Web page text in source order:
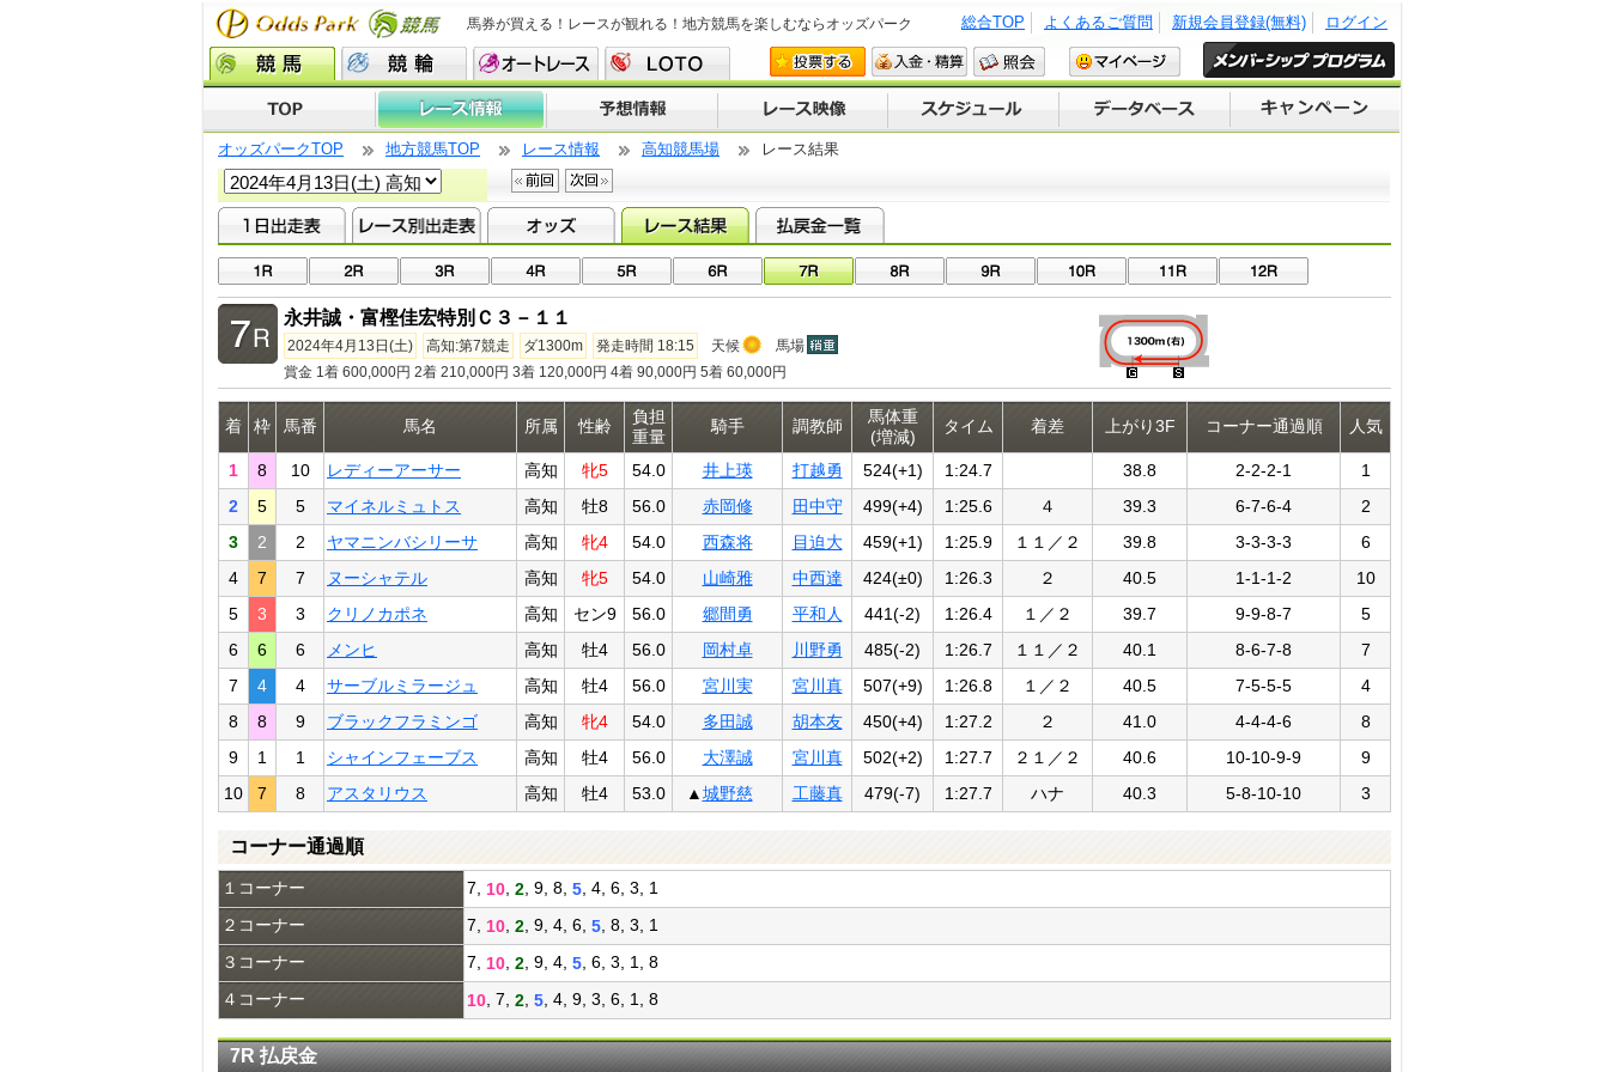
馬券が買える！レースが観れる！地方競馬を楽しむならオッズパーク ログイン
新規会員登録(無料)
よくあるご質問
総合TOP
オッズパークTOP 地方競馬TOP レース情報 高知競馬場 レース結果
永井誠・富樫佳宏特別Ｃ３－１１
2024年4月13日(土) 高知:第7競走 ダ1300m 発走時間 18:15 天候
馬場
賞金 1着 600,000円 2着 210,000円 3着 120,000円 4着 90,000円 5着 60,000円
着 枠 馬番 馬名 所属 性齢
負担
重量
騎手 調教師
馬体重
(増減)
タイム 着差 上がり3F コーナー通過順 人気
1 8 10 レディーアーサー 高知 牝5 54.0 井上瑛 打越勇 524(+1) 1:24.7 38.8 2-2-2-1
1
2
5 5 マイネルミュトス 高知 牡8 56.0 赤岡修 田中守 499(+4) 1:25.6 ４ 39.3 6-7-6-4
2
3
2 2 ヤマニンバシリーサ 高知 牝4 54.0 西森将 目迫大 459(+1) 1:25.9 １１／２ 39.8 3-3-3-3
6
4
7 7 ヌーシャテル 高知 牝5 54.0 山崎雅 中西達 424(±0) 1:26.3 ２ 40.5 1-1-1-2
10
5
3 3 クリノカポネ 高知 セン9 56.0 郷間勇 平和人 441(-2) 1:26.4 １／２ 39.7 9-9-8-7
5
6
6 6 メンヒ 高知 牡4 56.0 岡村卓 川野勇 485(-2) 1:26.7 １１／２ 40.1 8-6-7-8
7
7
4 4 サーブルミラージュ 高知 牡4 56.0 宮川実 宮川真 507(+9) 1:26.8 １／２ 40.5 7-5-5-5
4
8
8 9 ブラックフラミンゴ 高知 牝4 54.0 多田誠 胡本友 450(+4) 1:27.2 ２ 41.0 4-4-4-6
8
9
1 1 シャインフェーブス 高知 牡4 56.0 大澤誠 宮川真 502(+2) 1:27.7 ２１／２ 40.6 10-10-9-9
9
10
7 8 アスタリウス 高知 牡4 53.0 ▲城野慈 工藤真 479(-7) 1:27.7 ハナ 40.3 5-8-10-10 3
コーナー通過順
１コーナー 7, 10 2 , 9, 8, 5 , 4, 6, 3, 1
２コーナー
7, 10 2 , 9, 4, 6, 5 , 8, 3, 1
３コーナー
7, 10 2 , 9, 4, 5 , 6, 3, 1, 8
４コーナー
10 , 7, 2 5 , 4, 9, 3, 6, 1, 8
7R 払戻金